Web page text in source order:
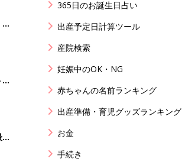
365日のお誕生日占い
出産予定日計算ツール
産院検索
妊娠中のOK・NG
赤ちゃんの名前ランキング
出産準備・育児グッズランキング
お金
手続き